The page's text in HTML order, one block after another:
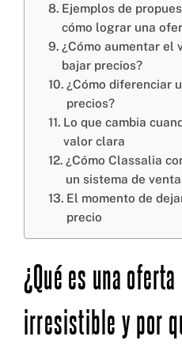
Ejemplos de
cómo lograr una
¿Cómo aumentar el
bajar precios?
¿Cómo diferenciar
precios?
Lo que cambia
valor clara
¿Cómo Classalia
un sistema de
El momento de
precio
¿Qué es una
irresistible y por